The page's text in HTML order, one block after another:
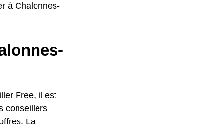
à Chalonnes-
Free, il est
conseillers
La